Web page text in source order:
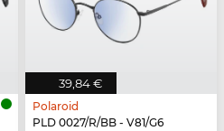
39,84 €
Polaroid
PLD 0027/R/BB - V81/G6